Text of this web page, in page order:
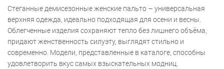
Стеганные демисезонные женские пальто – универсальная
верхняя одежда, идеально подходящая для осени и весны.
Облегченные изделия сохраняют тепло без лишнего объёма,
придают женственность силуэту, выглядят стильно и
современно. Модели, представленные в каталоге, способны
удовлетворить вкус самых взыскательных модниц.